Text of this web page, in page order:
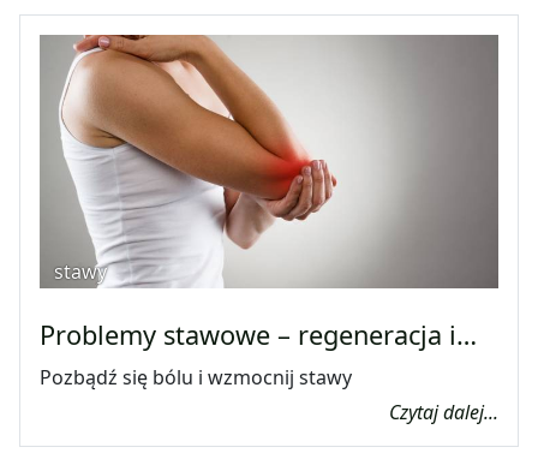
stawy
Problemy stawowe – regeneracja i…
Pozbądź się bólu i wzmocnij stawy
Czytaj dalej...